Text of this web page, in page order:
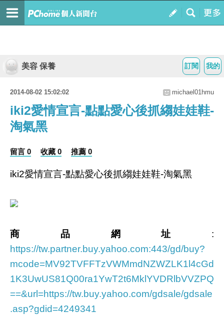
我的
訂閱
美容 保養
2014-08-02 15:02:02 michael01hmu
iki2愛情宣言-點點愛心後抓縐娃娃鞋-
淘氣黑
留言 0 收藏 0 推薦 0
iki2愛情宣言-點點愛心後抓縐娃娃鞋-淘氣黑
商品網址 :
https://tw.partner.buy.yahoo.com:443/gd/buy?
mcode=MV92TVFFTzVWMmdNZWZLK1l4cGd
1K3UwUS81Q00ra1YwT2t6MklYVDRlbVVZPQ
==&url=https://tw.buy.yahoo.com/gdsale/gdsale
.asp?gdid=4249341